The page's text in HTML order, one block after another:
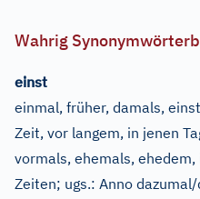
Wahrig
einst
einmal, früher, damals,
Zeit, vor langem, in jenen
vormals, ehemals, ehedem,
Zeiten; ugs.: Anno